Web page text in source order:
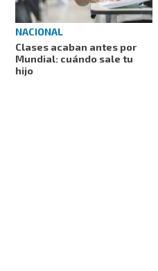
NACIONAL
Clases acaban antes por
Mundial: cuándo sale tu
hijo